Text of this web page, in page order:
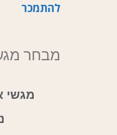
להתמכר
מבחר
מגשי